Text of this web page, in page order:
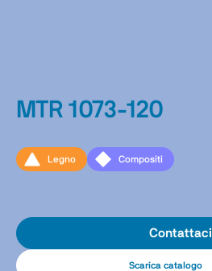
MTR 1073-120
Legno Compositi
Contattaci
Scarica catalogo